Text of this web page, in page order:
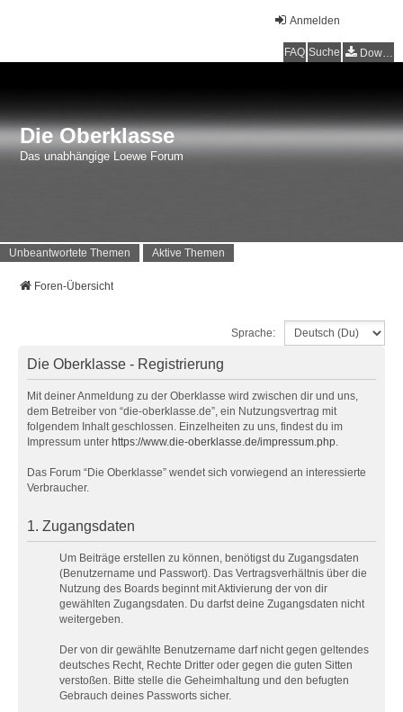
Anmelden
FAQ Suche Downloads
Die Oberklasse
Das unabhängige Loewe Forum
Unbeantwortete Themen Aktive Themen
Foren-Übersicht
Sprache:
Die Oberklasse - Registrierung
Mit deiner Anmeldung zu der Oberklasse wird zwischen dir und uns,
dem Betreiber von “die-oberklasse.de”, ein Nutzungsvertrag mit
folgendem Inhalt geschlossen. Einzelheiten zu uns, findest du im
Impressum unter https://www.die-oberklasse.de/impressum.php.
Das Forum “Die Oberklasse” wendet sich vorwiegend an interessierte
Verbraucher.
1. Zugangsdaten
Um Beiträge erstellen zu können, benötigst du Zugangsdaten
(Benutzername und Passwort). Das Vertragsverhältnis über die
Nutzung des Boards beginnt mit Aktivierung der von dir
gewählten Zugangsdaten. Du darfst deine Zugangsdaten nicht
weitergeben.
Der von dir gewählte Benutzername darf nicht gegen geltendes
deutsches Recht, Rechte Dritter oder gegen die guten Sitten
verstoßen. Bitte stelle die Geheimhaltung und den befugten
Gebrauch deines Passworts sicher.